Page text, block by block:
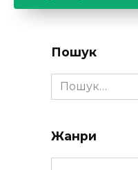
Пошук
Search
for:
Жанри